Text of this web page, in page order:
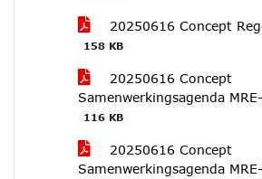
20250616 Concept
158 KB
20250616 Concept
Samenwerkingsagenda
116 KB
20250616 Concept
Samenwerkingsagenda